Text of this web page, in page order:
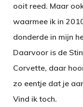
ooit reed. Maar
waarmee ik in
donderde in mijn
Daarvoor is de
Corvette, daar
zo eentje dat je
Vind ik toch.